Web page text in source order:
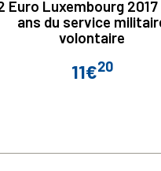
Euro Luxembourg
ans du service
volontaire
Prix
11€20